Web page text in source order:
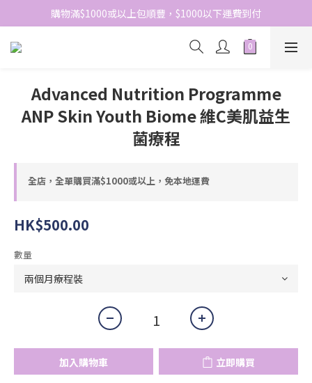
網站免費登記會員，會員優惠價於結帳時自動扣減
購物滿$1000或以上包順豐，$1000以下運費到付
網站免費登記會員，會員優惠價於結帳時自動扣減
Advanced Nutrition Programme
ANP Skin Youth Biome 維C美肌益生
菌療程
全店，全單購買滿$1000或以上，免本地運費
HK$500.00
數量
加入購物車 立即購買